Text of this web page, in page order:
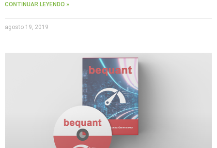
CONTINUAR LEYENDO »
agosto 19, 2019